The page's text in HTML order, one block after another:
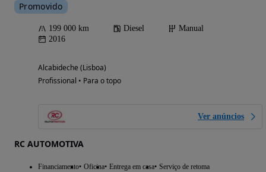
Promovido
199 000 km Diesel
Manual
2016
Alcabideche (Lisboa)
Profissional • Para o topo
Ver anúncios
RC AUTOMOTIVA
Financiamento Oficina Entrega em casa Serviço de retoma